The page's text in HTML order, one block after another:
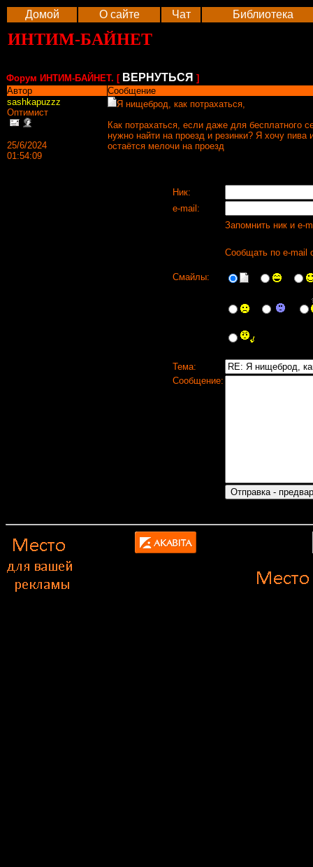
Домой О сайте Чат Библиотека
ИНТИМ-БАЙНЕТ
Форум ИНТИМ-БАЙНЕТ. [ ВЕРНУТЬСЯ ]
Автор
Сообщение
sashkapuzzz
Оптимист
25/6/2024
01:54:09
Я нищеброд, как потрахаться,
Как потрахаться, если даже для бесплатного
нужно найти на проезд и резинки? Я хочу пива
остаётся мелочи на проезд
Ник:
e-mail:
Запомнить ник и e-
Сообщать по e-mail
Смайлы:
Тема:
Сообщение: